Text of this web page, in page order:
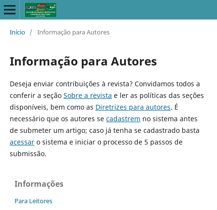
Início / Informação para Autores
Informação para Autores
Deseja enviar contribuições à revista? Convidamos todos a
conferir a seção Sobre a revista e ler as políticas das seções
disponíveis, bem como as Diretrizes para autores. É
necessário que os autores se cadastrem no sistema antes
de submeter um artigo; caso já tenha se cadastrado basta
acessaro sistema e iniciar o processo de 5 passos de
submissão.
Informações
Para Leitores